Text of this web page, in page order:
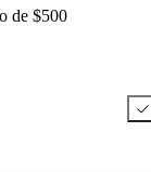
de $500